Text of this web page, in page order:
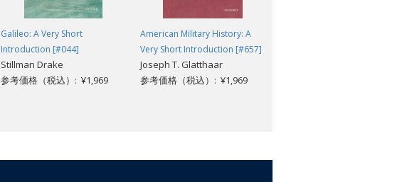
Galileo: A Very Short
Introduction [#044]
Stillman Drake
参考価格（税込）: ¥1,969
American Military History: A
Very Short Introduction [#657]
Joseph T. Glatthaar
参考価格（税込）: ¥1,969